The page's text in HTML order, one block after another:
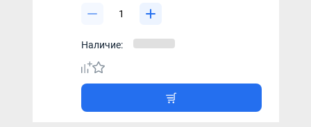
Наличие: